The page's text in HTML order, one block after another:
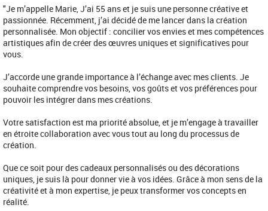
"Je m’appelle Marie, J’ai 55 ans et je suis une personne créative et
passionnée. Récemment, j’ai décidé de me lancer dans la création
personnalisée. Mon objectif : concilier vos envies et mes compétences
artistiques afin de créer des œuvres uniques et significatives pour
vous.
J’accorde une grande importance à l’échange avec mes clients. Je
souhaite comprendre vos besoins, vos goûts et vos préférences pour
pouvoir les intégrer dans mes créations.
Votre satisfaction est ma priorité absolue, et je m’engage à travailler
en étroite collaboration avec vous tout au long du processus de
création.
Que ce soit pour des cadeaux personnalisés ou des décorations
uniques, je suis là pour donner vie à vos idées. Grâce à mon sens de la
créativité et à mon expertise, je peux transformer vos concepts en
réalité.